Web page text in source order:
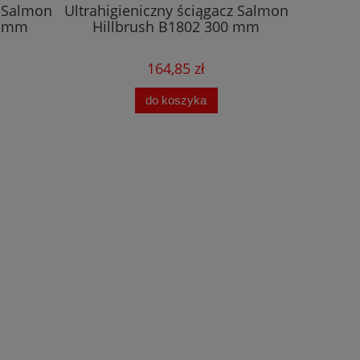
Ultrahigieniczny ściągacz Salmon
Hillbrush B1802 300 mm
164,85 zł
do koszyka